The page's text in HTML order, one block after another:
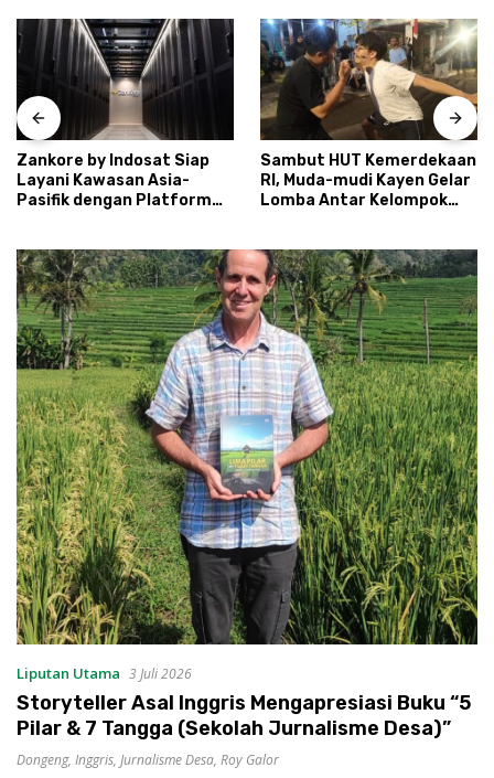
Sambut HUT Kemerdekaan
RI, Muda-mudi Kayen Gelar
Lomba Antar Kelompok
Satpol PP DIY Siapkan
Model Kolaborasi
Keamanan Berbasis
Liputan Utama 3 Juli 2026
Storyteller Asal Inggris Mengapresiasi Buku “5
Pilar & 7 Tangga (Sekolah Jurnalisme Desa)”
Dongeng, Inggris, Jurnalisme Desa, Roy Galor